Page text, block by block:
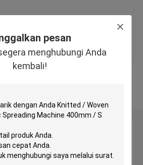
pesan
menghubungi Anda
kembali!
Strip
Otomatis
Hubungi kami
pesan
menghubungi Anda kembali!